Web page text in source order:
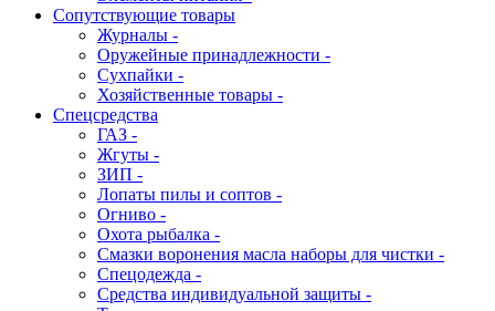
Сопутствующие товары
Журналы -
Оружейные принадлежности -
Сухпайки -
Хозяйственные товары -
Спецсредства
ГАЗ -
Жгуты -
ЗИП -
Лопаты пилы и соптов -
Огниво -
Охота рыбалка -
Смазки воронения масла наборы для чистки -
Спецодежда -
Средства индивидуальной защиты -